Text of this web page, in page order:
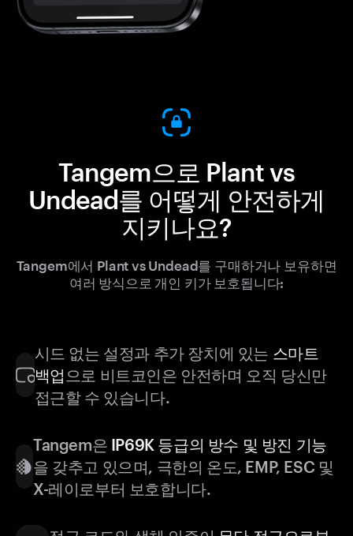
Tangem으로 Plant vs
Undead를 어떻게 안전하게
지키나요?
Tangem에서 Plant vs Undead를 구매하거나 보유하면
여러 방식으로 개인 키가 보호됩니다:
시드 없는 설정과 추가 장치에 있는 스마트
백업 으로 비트코인은 안전하며 오직 당신만
접근할 수 있습니다.
Tangem은 IP69K 등급의 방수 및 방진 기능
을 갖추고 있으며, 극한의 온도, EMP, ESC 및
X-레이로부터 보호합니다.